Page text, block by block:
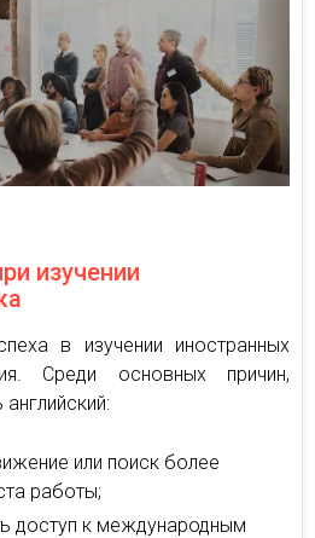
изучении
в изучении иностранных
Среди основных причин,
или поиск более
работы;
доступ к международным